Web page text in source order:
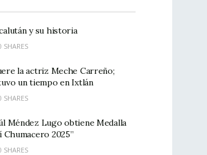
y su historia
SHARES
la actriz Meche Carreño;
un tiempo en Ixtlán
SHARES
Méndez Lugo obtiene Medalla
Chumacero 2025”
SHARES